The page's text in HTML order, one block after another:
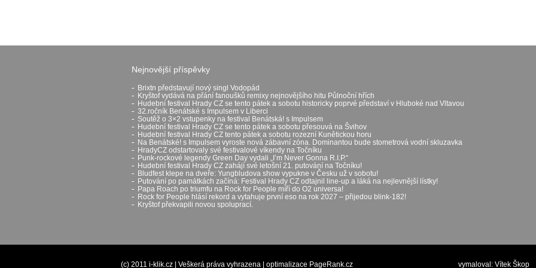
Nejnovější příspěvky
Brixtn představují nový singl Vodopád
Kryštof vydává na přání fanoušků remixy nejnovějšího hitu Půlnoční hřích
Hudební festival Hrady CZ se tento pátek a sobotu historicky poprvé představí v Hluboké nad Vltavou
32.ročník Benátské s Impulsem v Liberci
Soutěž o 3×2 vstupenky na festival Benátská! s Impulsem
Hudební festival Hrady CZ se tento pátek a sobotu přesouvá na Švihov
Hudební festival Hrady CZ tento pátek a sobotu rozezní Kunětickou horu
Na Benátské! s Impulsem vyroste nová zábavní zóna. Dominantou bude stometrová vodní skluzavka
HradyCZ odstartovaly své festivalové víkendy na Točníku
Punk-rockové legendy Green Day vydali „I’m Never Gonna R.I.P.“
Hudební festival Hrady CZ zahájí své letošní 21. putování na Točníku!
Bludfest klepe na dveře: Yungbludova show vypukne v Česku už v sobotu!
Putování po památkách začíná: Festival Hrady CZ odtajnil line-up a láká na nejlevnější lístky!
Papa Roach po triumfu na Rock for People míří do O2 universa!
Rock for People hlásí rekord a vytahuje první eso na rok 2027 – přijedou blink-182!
Kryštof překvapili novou spoluprací.
(c) 2011 i-klik.cz | Veškerá práva vyhrazena | optimalizace PageRank.cz vymaloval: Vítek Škop